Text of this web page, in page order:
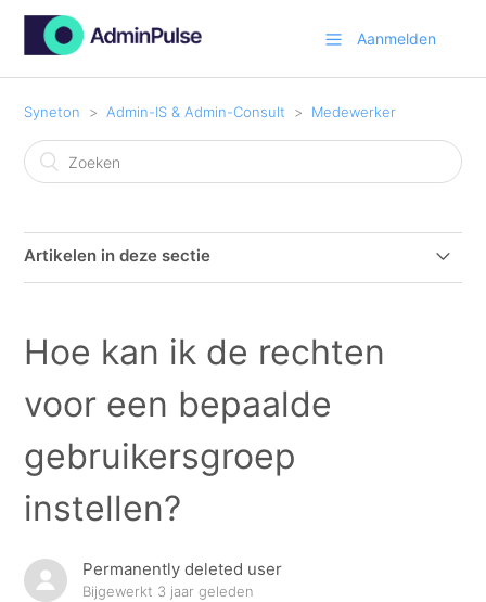
Aanmelden
Syneton Admin-IS & Admin-Consult Medewerker
Artikelen in deze sectie
Home Scherm: Mijn instellingen
Hoe kan ik een nieuwe medewerker aanmaken?
Automatisch inloggen
Taskflows voor medewerkers
Hoe kan ik de rechten
voor een bepaalde
gebruikersgroep
instellen?
Permanently deleted user
Bijgewerkt 3 jaar geleden